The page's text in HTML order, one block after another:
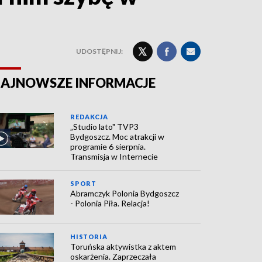
UDOSTĘPNIJ:
INFORMACJE
REDAKCJA
„Studio lato" TVP3
Bydgoszcz. Moc atrakcji w
programie 6 sierpnia.
Transmisja w Internecie
SPORT
Abramczyk Polonia Bydgoszcz
- Polonia Piła. Relacja!
HISTORIA
Toruńska aktywistka z aktem
oskarżenia. Zaprzeczała